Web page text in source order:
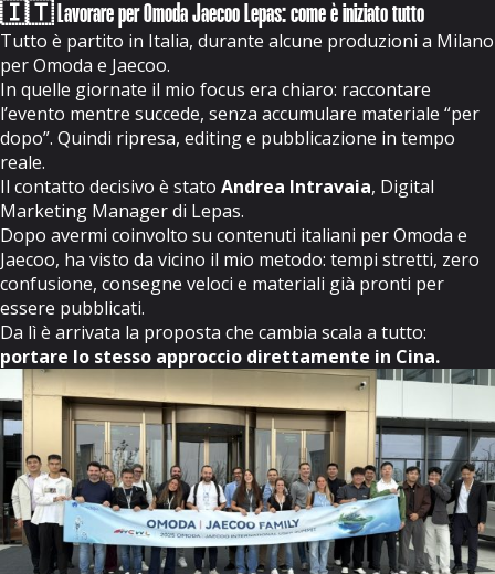
🇮🇹 Lavorare per Omoda Jaecoo Lepas: come è iniziato tutto
Tutto è partito in Italia, durante alcune produzioni a Milano
per Omoda e Jaecoo.
In quelle giornate il mio focus era chiaro: raccontare
l’evento mentre succede, senza accumulare materiale “per
dopo”. Quindi ripresa, editing e pubblicazione in tempo
reale.
Il contatto decisivo è stato Andrea Intravaia, Digital
Marketing Manager di Lepas.
Dopo avermi coinvolto su contenuti italiani per Omoda e
Jaecoo, ha visto da vicino il mio metodo: tempi stretti, zero
confusione, consegne veloci e materiali già pronti per
essere pubblicati.
Da lì è arrivata la proposta che cambia scala a tutto:
portare lo stesso approccio direttamente in Cina.